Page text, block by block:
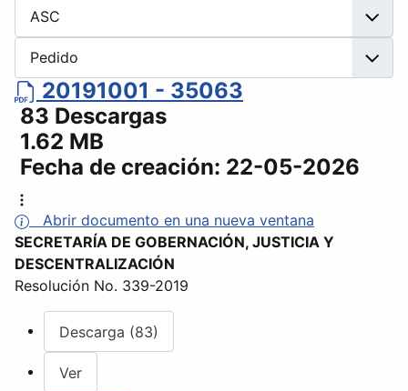
20191001 - 35063
83 Descargas
1.62 MB
Fecha de creación: 22-05-2026
Abrir documento en una nueva ventana
SECRETARÍA DE GOBERNACIÓN, JUSTICIA Y
DESCENTRALIZACIÓN
Resolución No. 339-2019
Descarga (83)
Ver